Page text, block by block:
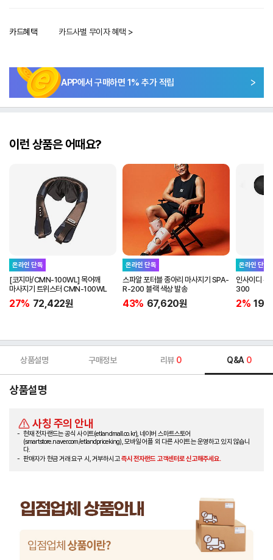
카드혜택 카드사별 무이자 혜택 >
APP에서 구매하면 1% 추가 적립
이런 상품은 어때요?
온라인 단독
[코지마/CMN-100WL] 목어깨
마사지기 트위스터 CMN-100WL
27% 72,422원
온라인 단독
스파알 포터블 종아리 마사지기 SPA-
R-200 블랙 색상 발송
43% 67,620원
온라인 단독
인사이디 무
300
2%
상품설명 구매정보 리뷰 0 Q&A 0
상품설명
사칭 주의 안내
현재 전자랜드는 공식 사이트(etlandmall.co.kr), 네이버 스마트스토어
(smartstore.naver.com/etlandpriceking), 모바일 어플 외 다른 사이트는 운영하고 있지 않습니
다.
판매자가 현금 거래 요구 시, 거부하시고즉시 전자랜드 고객센터로 신고해주세요.